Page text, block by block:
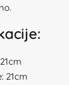
21cm